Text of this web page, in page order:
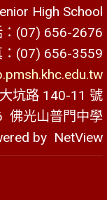
High School
：(07) 656-2676
：(07) 656-3559
坑路 140-11 號
佛光山普門中學
by NetView